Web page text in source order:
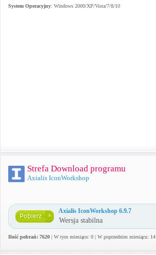
System Operacyjny: Windows 2000/XP/Vista/7/8/10
Strefa Download programu
Axialis IconWorkshop
Axialis IconWorkshop 6.9.7
Wersja stabilna
Ilość pobrań: 7620 | W tym miesiącu: 0 | W poprzednim miesiącu: 14